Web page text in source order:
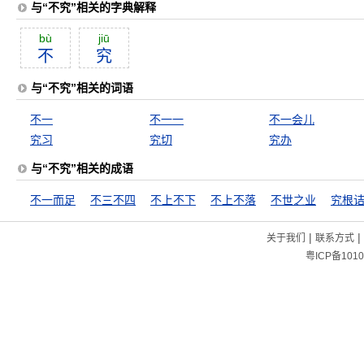
与“不究”相关的字典解释
bù
不
jiū
究
与“不究”相关的词语
不一 不一一
不一会儿
究习
究切 究办
与“不究”相关的成语
不一而足 不三不四 不上不下 不上不落 不世之业 究根
关于我们 | 联系方式|
粤ICP备